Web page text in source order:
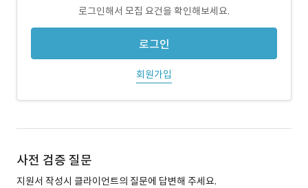
로그인해서 모집 요건을 확인해보세요.
로그인
회원가입
사전 검증 질문
지원서 작성시 클라이언트의 질문에 답변해 주세요.